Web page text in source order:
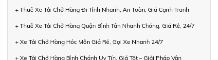
+ Thuê Xe Tải Chở Hàng Đi Tỉnh Nhanh, An Toàn, Giá Cạnh Tranh
+ Thuê Xe Tải Chở Hàng Quận Bình Tân Nhanh Chóng, Giá Rẻ, 24/7
+ Xe Tải Chở Hàng Hóc Môn Giá Rẻ, Gọi Xe Nhanh 24/7
+ Xe Tải Chở Hàng Bình Chánh Uy Tín, Giá Tốt – Giải Pháp Vận